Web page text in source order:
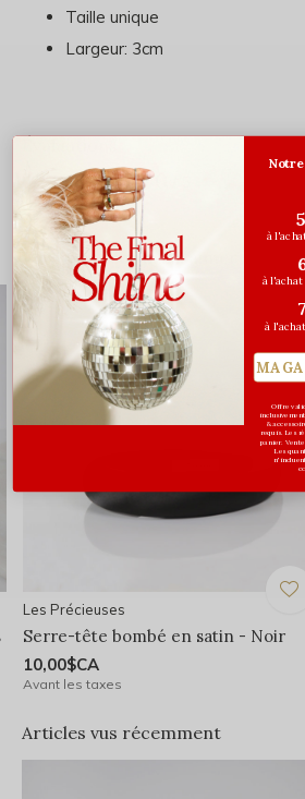
Taille unique
Largeur: 3cm
Vous pourriez aussi aimer...
Les Précieuses
Serre-tête bombé en satin - Noir
10,00$CA
Avant les taxes
Articles vus récemment
Notre
à
à l'achat
à
Offre
&
requis. Les
panier.
Les